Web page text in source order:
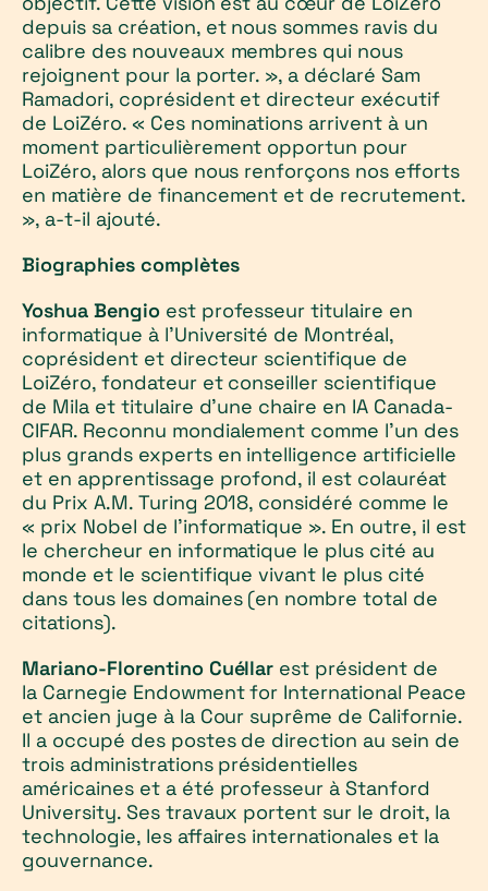
depuis sa création, et nous sommes ravis du
calibre des nouveaux membres qui nous
rejoignent pour la porter. », a déclaré Sam
Ramadori, coprésident et directeur exécutif
de LoiZéro. « Ces nominations arrivent à un
moment particulièrement opportun pour
LoiZéro, alors que nous renforçons nos efforts
en matière de financement et de recrutement.
», a-t-il ajouté.
Biographies complètes
Yoshua Bengioest professeur titulaire en
informatique à l’Université de Montréal,
coprésident et directeur scientifique de
LoiZéro, fondateur et conseiller scientifique
de Mila et titulaire d’une chaire en IA Canada-
CIFAR. Reconnu mondialement comme l’un des
plus grands experts en intelligence artificielle
et en apprentissage profond, il est colauréat
du Prix A.M. Turing 2018, considéré comme le
« prix Nobel de l’informatique ». En outre, il est
le chercheur en informatique le plus cité au
monde et le scientifique vivant le plus cité
dans tous les domaines (en nombre total de
citations).
Mariano-Florentino Cuéllar est président de
la Carnegie Endowment for International Peace
et ancien juge à la Cour suprême de Californie.
Il a occupé des postes de direction au sein de
trois administrations présidentielles
américaines et a été professeur à Stanford
University. Ses travaux portent sur le droit, la
technologie, les affaires internationales et la
gouvernance.